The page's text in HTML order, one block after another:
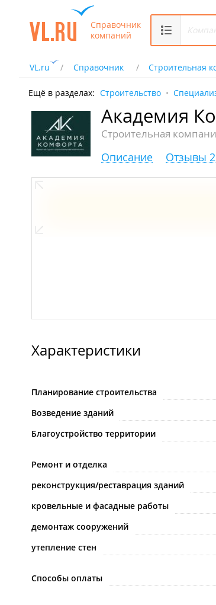
Справочник
компаний
VL.ru Справочник Строительная
Ещё в разделах: Строительство
Академия
Строительная
Описание Отзывы
Характеристики
Планирование строительства
Возведение зданий
Благоустройство территории
Ремонт и отделка
реконструкция/реставрация зданий
кровельные и фасадные работы
демонтаж сооружений
утепление стен
Способы оплаты